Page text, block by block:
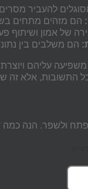
להעביר מסרים
: הם מזהים מתחים
של אמון ושיתוף
הם משלבים בין
עליהם
כל התשובות, אלא
ולשפר. הנה